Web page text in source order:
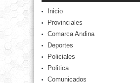
Inicio
Provinciales
Comarca Andina
Deportes
Policiales
Politica
Comunicados